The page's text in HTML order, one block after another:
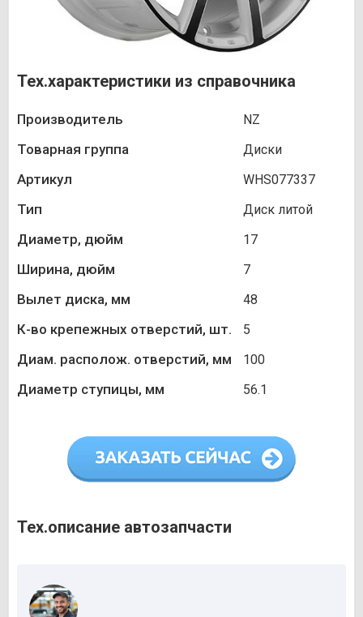
Тех.характеристики из справочника
Производитель NZ
Товарная группа Диски
Артикул WHS077337
Тип Диск литой
Диаметр, дюйм 17
Ширина, дюйм 7
Вылет диска, мм 48
К-во крепежных отверстий, шт. 5
Диам. располож. отверстий, мм 100
Диаметр ступицы, мм 56.1
Тех.описание автозапчасти